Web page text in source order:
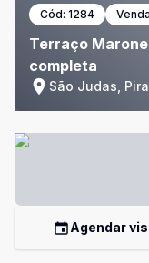
Cód: 1284 Venda
Terraço
completa
São Judas,
Agendar